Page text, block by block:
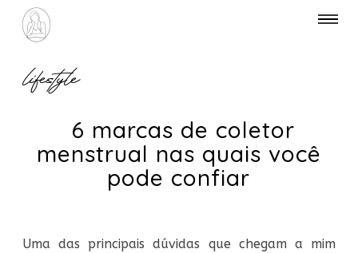
lifestyle
6 marcas de coletor
menstrual nas quais você
pode confiar
Uma das principais dúvidas que chegam a mim